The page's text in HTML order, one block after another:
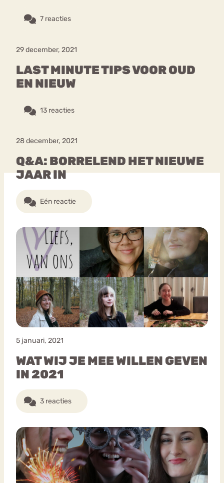
7 reacties
29 december, 2021
LAST MINUTE TIPS VOOR OUD
EN NIEUW
13 reacties
28 december, 2021
Q&A: BORRELEND HET NIEUWE
JAAR IN
Eén reactie
5 januari, 2021
WAT WIJ JE MEE WILLEN GEVEN
IN 2021
3 reacties